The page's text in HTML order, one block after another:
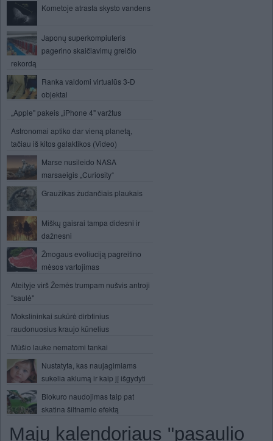
Kometoje atrasta skysto vandens
Japonų superkompiuteris
pagerino skaičiavimų greičio
rekordą
Ranka valdomi virtualūs 3-D
objektai
„Apple" pakeis „iPhone 4" varžtus
Astronomai aptiko dar vieną planetą,
tačiau iš kitos galaktikos (Video)
Marse nusileido NASA
marsaeigis „Curiosity“
Graužikas žudančiais plaukais
Miškų gaisrai tampa didesni ir
dažnesni
Žmogaus evoliuciją pagreitino
mėsos vartojimas
Ateityje virš Žemės trumpam nušvis antroji
"saulė"
Mokslininkai sukūrė dirbtinius
raudonuosius kraujo kūnelius
Mūšio lauke nematomi tankai
Nustatyta, kas naujagimiams
sukelia aklumą ir kaip jį išgydyti
Biokuro naudojimas taip pat
skatina šiltnamio efektą
Majų kalendoriaus "pasaulio